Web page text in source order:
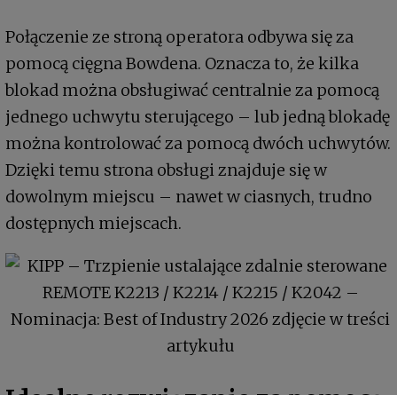
Połączenie ze stroną operatora odbywa się za
pomocą cięgna Bowdena. Oznacza to, że kilka
blokad można obsługiwać centralnie za pomocą
jednego uchwytu sterującego – lub jedną blokadę
można kontrolować za pomocą dwóch uchwytów.
Dzięki temu strona obsługi znajduje się w
dowolnym miejscu – nawet w ciasnych, trudno
dostępnych miejscach.